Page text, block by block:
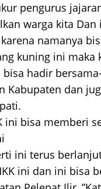
pengurus
warga kita
namanya
kuning ini maka
hadir
Kabupaten dan
ini bisa memberi
ini terus
ini dan ini bisa